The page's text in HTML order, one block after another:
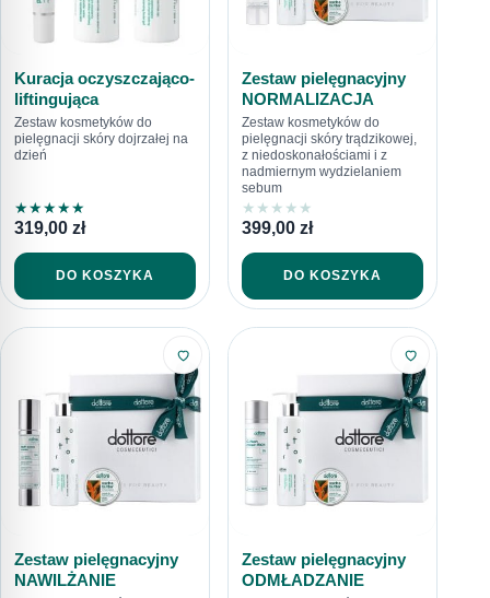
Kuracja oczyszczająco-
liftingująca
Zestaw kosmetyków do
pielęgnacji skóry dojrzałej na
dzień
★★★★★
319,00 zł
DO KOSZYKA
Zestaw pielęgnacyjny
NORMALIZACJA
Zestaw kosmetyków do
pielęgnacji skóry trądzikowej,
z niedoskonałościami i z
nadmiernym wydzielaniem
sebum
★ ★ ★ ★ ★
399,00 zł
DO KOSZYKA
Zestaw pielęgnacyjny
NAWILŻANIE
Zestaw pielęgnacyjny
ODMŁADZANIE